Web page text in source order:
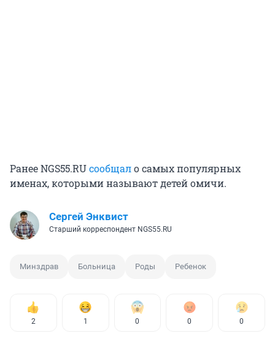
Ранее NGS55.RUсообщало самых популярных
именах, которыми называют детей омичи.
Сергей Энквист
Старший корреспондент NGS55.RU
Минздрав Больница Роды Ребенок
2 1 0 0 0